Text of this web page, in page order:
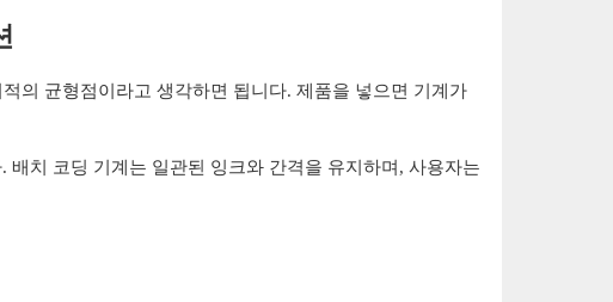
의 균형점이라고 생각하면 됩니다. 제품을 넣으면 기계가
치 코딩 기계는 일관된 잉크와 간격을 유지하며, 사용자는